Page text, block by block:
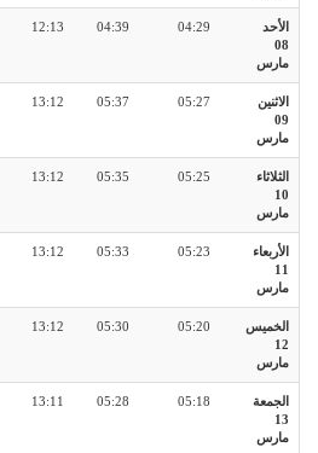
الأحد
08
مارس
04:29
04:39
12:13
الاثنين
09
مارس
05:27
05:37
13:12
الثلاثاء
10
مارس
05:25
05:35
13:12
الأربعاء
11
مارس
05:23
05:33
13:12
الخميس
12
مارس
05:20
05:30
13:12
الجمعة
13
مارس
05:18
05:28
13:11